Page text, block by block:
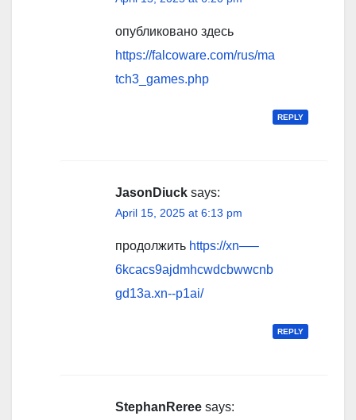
опубликовано здесь
https://falcoware.com/rus/ma
tch3_games.php
REPLY
JasonDiuck says:
April 15, 2025 at 6:13 pm
продолжить https://xn—–
6kcacs9ajdmhcwdcbwwcnb
gd13a.xn--p1ai/
REPLY
StephanReree says: